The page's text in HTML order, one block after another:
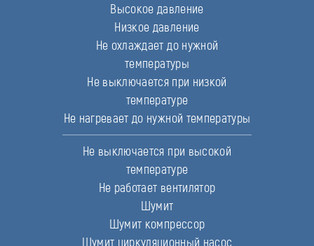
Высокое давление
Низкое давление
Не охлаждает до нужной
температуры
Не выключается при низкой
температуре
Не нагревает до нужной температуры
Не выключается при высокой
температуре
Не работает вентилятор
Шумит
Шумит компрессор
Шумит циркуляционный насос